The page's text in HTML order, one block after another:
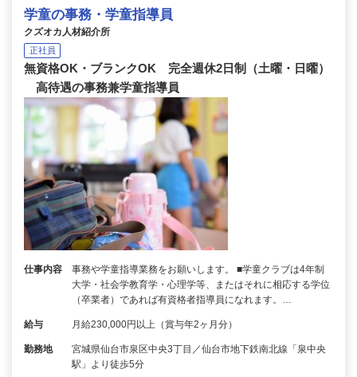
学童の事務・学童指導員
クズオカ人材紹介所
正社員
無資格OK・ブランクOK 完全週休2日制（土曜・日曜）
高待遇の事務兼学童指導員
仕事内容
事務や学童指導業務をお願いします。 ■学童クラブは4年制
大学・社会学教育学・心理学等、またはそれに相応する学位
（卒業者）であれば有資格者指導員になれます。…
給与 月給230,000円以上（賞与年2ヶ月分）
勤務地
宮城県仙台市泉区中央3丁目／仙台市地下鉄南北線「泉中央
駅」より徒歩5分